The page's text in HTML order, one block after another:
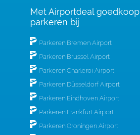
Met Airportdeal goedkoop
parkeren bij
Parkeren Bremen Airport
Parkeren Brussel Airport
Parkeren Charleroi Airport
Parkeren Düsseldorf Airport
Parkeren Eindhoven Airport
Parkeren Frankfurt Airport
Parkeren Groningen Airport